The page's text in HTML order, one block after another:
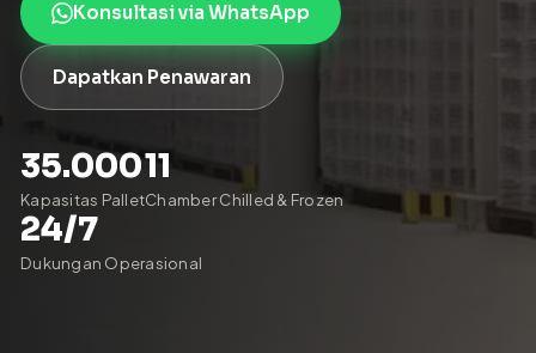
Konsultasi via WhatsApp
Dapatkan Penawaran
35.000
Kapasitas Pallet
11
Chamber Chilled & Frozen
24/7
Dukungan Operasional